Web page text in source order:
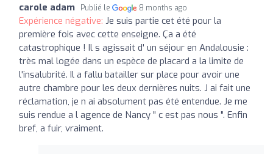
carole adam Publié le 8 months ago
Expérience négative: Je suis partie cet été pour la
première fois avec cette enseigne. Ça a été
catastrophique ! Il s agissait d' un séjour en Andalousie :
très mal logée dans un espèce de placard a la limite de
l'insalubrité. Il a fallu batailler sur place pour avoir une
autre chambre pour les deux dernières nuits. J ai fait une
réclamation, je n ai absolument pas été entendue. Je me
suis rendue a l agence de Nancy " c est pas nous ". Enfin
bref, a fuir, vraiment.